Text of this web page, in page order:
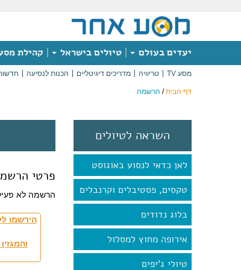
יעדים בעולם טיולים בישראל קהילת
מסע TV טריוויה מדריכים דיגיטליים הכנות לנסיעה
דף הבית/ הרשמה
השראה לטיולים
לאן כדאי לנסוע באוגוסט
טקסים, פסטיבלים וקרנבלים
בלוג נדודים
אירופה מחוץ למסלול
טיולי ג'יפים
פרטי
הרשמה לא
הירשמו